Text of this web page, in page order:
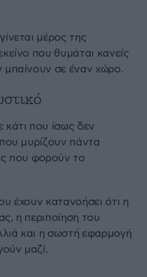
μέρος της
που θυμάται κανείς
μπαίνουν σε έναν χώρο.
κάτι που ίσως δεν
που μυρίζουν πάντα
που φορούν το
έχουν κατανοήσει ότι η
η περιποίηση του
και η σωστή εφαρμογή
μαζί.